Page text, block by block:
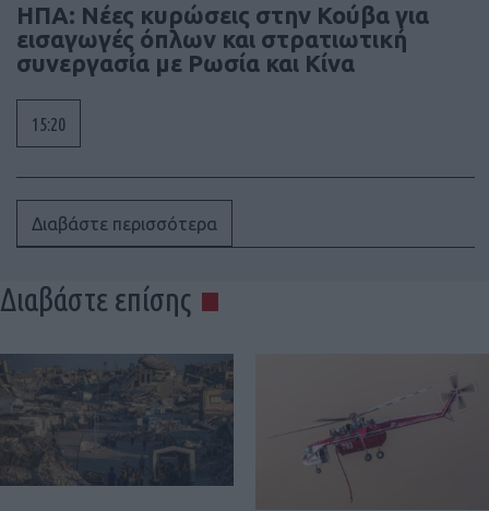
ΗΠΑ: Νέες κυρώσεις στην Κούβα για
εισαγωγές όπλων και στρατιωτική
συνεργασία με Ρωσία και Κίνα
15:20
Διαβάστε περισσότερα
Διαβάστε επίσης